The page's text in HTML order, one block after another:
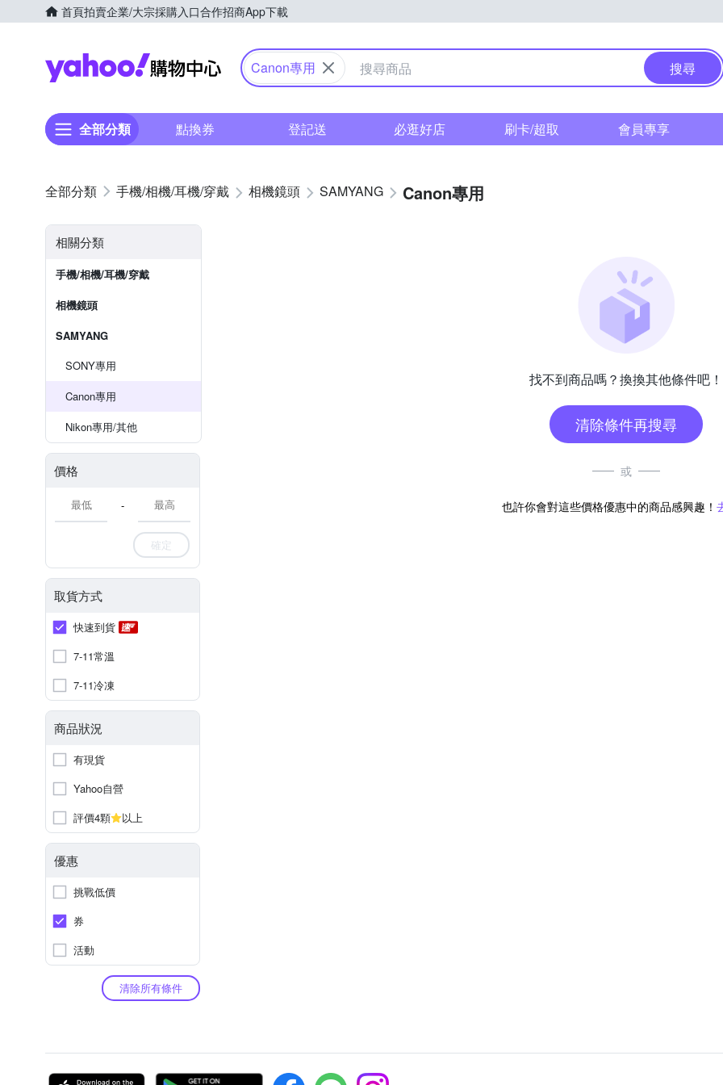
首頁拍賣企業/大宗採購入口合作招商App下載
Yahoo購物中心
Canon專用 搜尋
全部分類 點換券 登記送 必逛好店 刷卡/超取 會員專享
手機/相機/耳機/穿戴 相機鏡頭 SAMYANG Canon專用
相關分類
手機/相機/耳機/穿戴
相機鏡頭
SAMYANG
SONY專用
Canon專用
Nikon專用/其他
價格
-
確定
取貨方式
快速到貨
7-11常溫
7-11冷凍
商品狀況
有現貨
Yahoo自營
評價4顆
以上
優惠
挑戰低價
券
活動
清除所有條件
找不到商品嗎？換換其他條件吧！
清除條件再搜尋
或
也許你會對這些價格優惠中的商品感興趣！